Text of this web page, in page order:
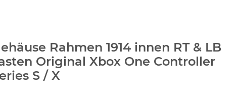
Rahmen 1914 innen RT & LB
Original Xbox One Controller
S / X